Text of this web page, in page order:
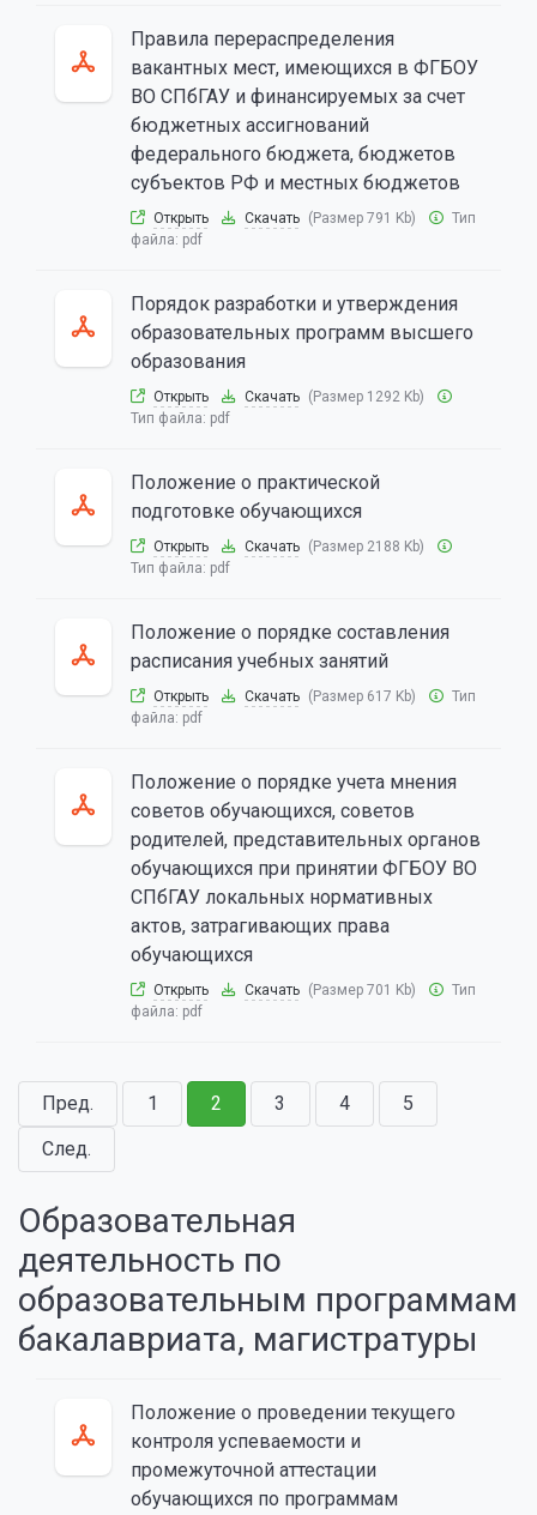
Правила перераспределения
вакантных мест, имеющихся в ФГБОУ
ВО СПбГАУ и финансируемых за счет
бюджетных ассигнований
федерального бюджета, бюджетов
субъектов РФ и местных бюджетов
Открыть Скачать (Размер 791 Kb)
Тип
файла: pdf
Порядок разработки и утверждения
образовательных программ высшего
образования
Открыть Скачать (Размер 1292 Kb)
Тип файла: pdf
Положение о практической
подготовке обучающихся
Открыть Скачать (Размер 2188 Kb)
Тип файла: pdf
Положение о порядке составления
расписания учебных занятий
Открыть Скачать (Размер 617 Kb)
Тип
файла: pdf
Положение о порядке учета мнения
советов обучающихся, советов
родителей, представительных органов
обучающихся при принятии ФГБОУ ВО
СПбГАУ локальных нормативных
актов, затрагивающих права
обучающихся
Открыть Скачать (Размер 701 Kb)
Тип
файла: pdf
Пред. 1 2 3 4
5
След.
Образовательная
деятельность по
образовательным программам
бакалавриата, магистратуры
Положение о проведении текущего
контроля успеваемости и
промежуточной аттестации
обучающихся по программам